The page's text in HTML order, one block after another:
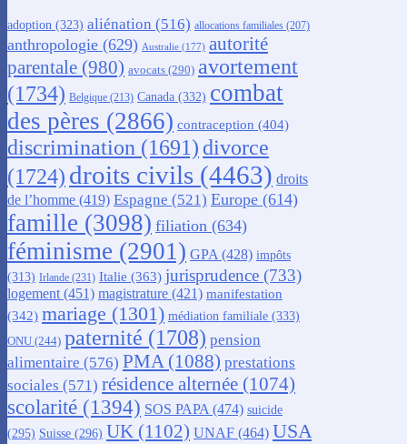
adoption (323) aliénation (516) allocations familiales (207)
anthropologie (629) Australie (177) autorité
parentale (980) avocats (290) avortement
(1734) Belgique (213) Canada (332) combat
des pères (2866) contraception (404)
discrimination (1691) divorce
(1724) droits civils (4463) droits
de l’homme (419) Espagne (521) Europe (614)
famille (3098) filiation (634)
féminisme (2901) GPA (428) impôts
(313) Irlande (231) Italie (363) jurisprudence (733)
logement (451) magistrature (421) manifestation
(342) mariage (1301) médiation familiale (333)
ONU (244) paternité (1708) pension
alimentaire (576) PMA (1088) prestations
sociales (571) résidence alternée (1074)
scolarité (1394) SOS PAPA (474) suicide
(295) Suisse (296) UK (1102) UNAF (464) USA